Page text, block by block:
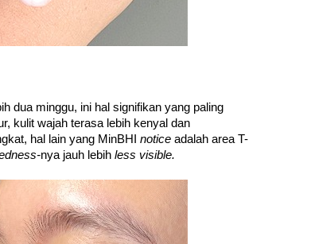
dua minggu, ini hal signifikan yang paling
hal lain yang MinBHI notice adalah area T-
nya jauh lebih less visible.